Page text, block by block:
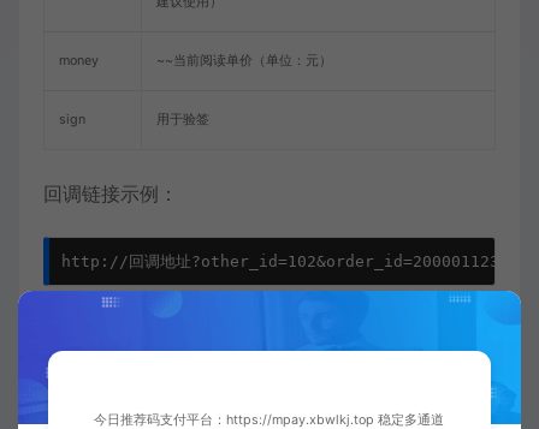
money ~~当前阅读单价（单位：元）
sign 用于验签
回调链接示例：
如果结算成功，则返回仅字符串如下即可
今日推荐码支付平台：https://mpay.xbwlkj.top 稳定多通道